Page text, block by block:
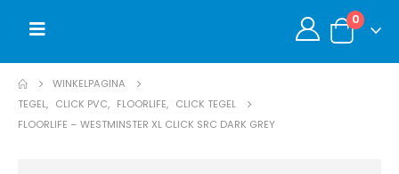
0
WINKELPAGINA
TEGEL, CLICK PVC, FLOORLIFE, CLICK TEGEL
FLOORLIFE – WESTMINSTER XL CLICK SRC DARK GREY